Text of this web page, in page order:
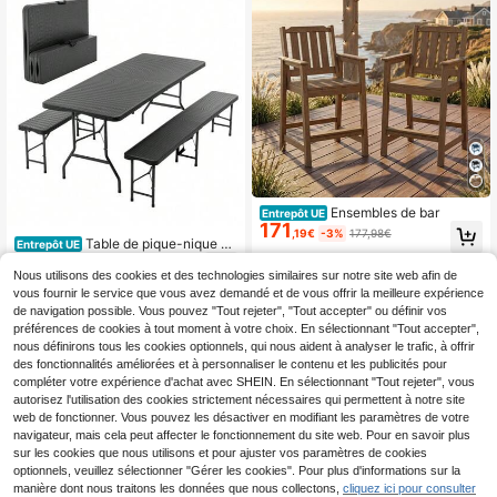
Entrepôt UE Table de pique-nique pli
mble de camping 3 pièces, plateau
en PEHD motif arbre, verrouillage d
e , résistant aux UV et à l'eau, noir
Entrepôt UE Ensembles de bar
171 ,19€ -3% 177,98€
1
Nous utilisons des cookies et des technologies similaires sur notre site web afin de
vous fournir le service que vous avez demandé et de vous offrir la meilleure expérience
de navigation possible. Vous pouvez "Tout rejeter", "Tout accepter" ou définir vos
préférences de cookies à tout moment à votre choix. En sélectionnant "Tout accepter",
nous définirons tous les cookies optionnels, qui nous aident à analyser le trafic, à offrir
des fonctionnalités améliorées et à personnaliser le contenu et les publicités pour
compléter votre expérience d'achat avec SHEIN. En sélectionnant "Tout rejeter", vous
autorisez l'utilisation des cookies strictement nécessaires qui permettent à notre site
web de fonctionner. Vous pouvez les désactiver en modifiant les paramètres de votre
navigateur, mais cela peut affecter le fonctionnement du site web. Pour en savoir plus
sur les cookies que nous utilisons et pour ajuster vos paramètres de cookies
optionnels, veuillez sélectionner "Gérer les cookies". Pour plus d'informations sur la
manière dont nous traitons les données que nous collectons, cliquez ici pour consulter